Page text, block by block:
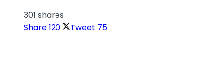
301 shares
Share120 Tweet 75